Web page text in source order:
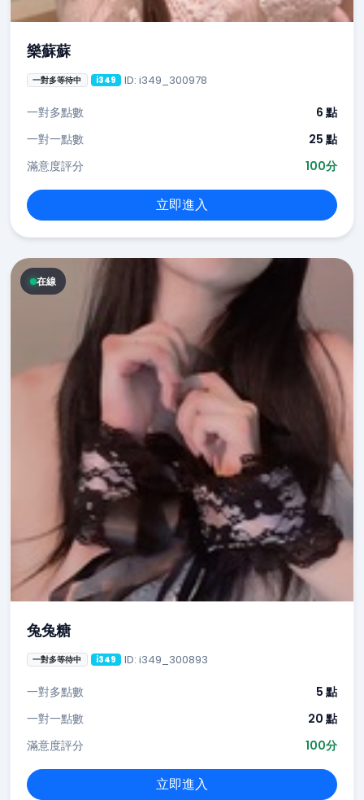
樂蘇蘇
一對多等待中 i349 ID: i349_300978
一對多點數
6 點
一對一點數
25 點
滿意度評分
100分
立即進入
在線
兔兔糖
一對多等待中 i349 ID: i349_300893
一對多點數
5 點
一對一點數
20 點
滿意度評分
100分
立即進入